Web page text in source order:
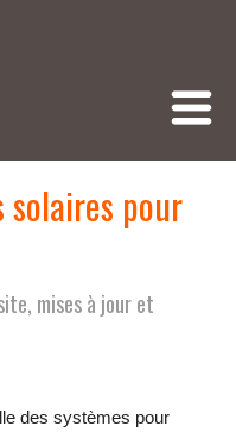
solaires pour
mises à jour et
des systèmes pour